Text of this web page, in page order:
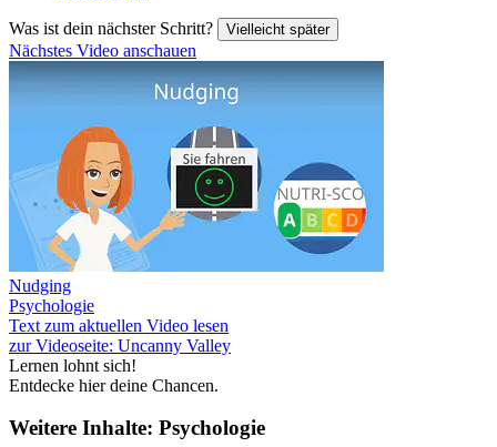
Was ist dein nächster Schritt? Vielleicht später
Nächstes Video anschauen
Nudging
Psychologie
Text zum aktuellen Video lesen
zur Videoseite: Uncanny Valley
Lernen lohnt sich!
Entdecke hier deine Chancen.
Weitere Inhalte: Psychologie